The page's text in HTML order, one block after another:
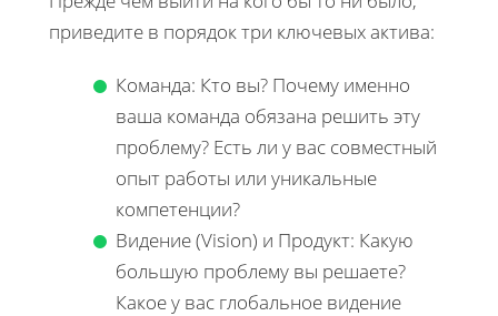
приведите в порядок три ключевых актива:
Команда: Кто вы? Почему именно
ваша команда обязана решить эту
проблему? Есть ли у вас совместный
опыт работы или уникальные
компетенции?
Видение (Vision) и Продукт: Какую
большую проблему вы решаете?
Какое у вас глобальное видение